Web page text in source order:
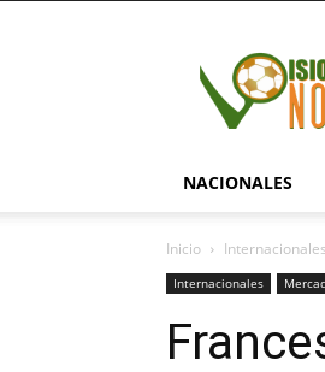
NACIONALES
Inicio Internacionales
Internacionales